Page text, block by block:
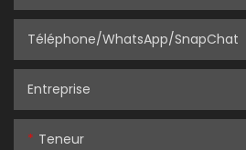
Téléphone/WhatsApp/SnapChat
Entreprise
Teneur